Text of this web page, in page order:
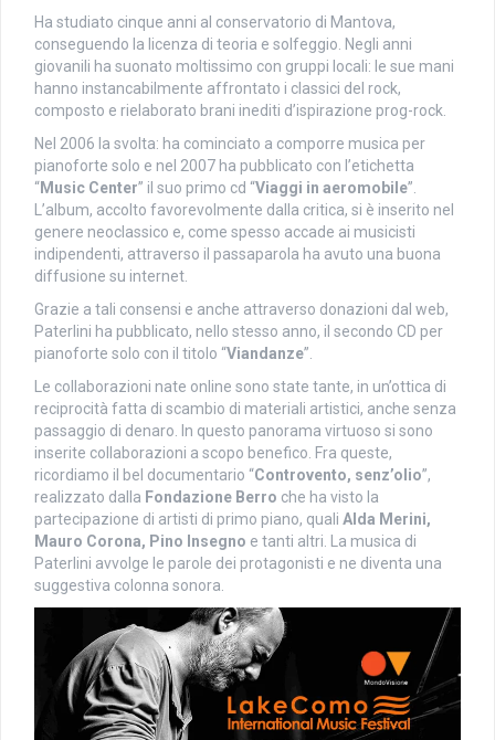
Ha studiato cinque anni al conservatorio di Mantova,
conseguendo la licenza di teoria e solfeggio. Negli anni
giovanili ha suonato moltissimo con gruppi locali: le sue mani
hanno instancabilmente affrontato i classici del rock,
composto e rielaborato brani inediti d’ispirazione prog-rock.
Nel 2006 la svolta: ha cominciato a comporre musica per
pianoforte solo e nel 2007 ha pubblicato con l’etichetta
“Music Center” il suo primo cd “Viaggi in aeromobile”.
L’album, accolto favorevolmente dalla critica, si è inserito nel
genere neoclassico e, come spesso accade ai musicisti
indipendenti, attraverso il passaparola ha avuto una buona
diffusione su internet.
Grazie a tali consensi e anche attraverso donazioni dal web,
Paterlini ha pubblicato, nello stesso anno, il secondo CD per
pianoforte solo con il titolo “Viandanze”.
Le collaborazioni nate online sono state tante, in un’ottica di
reciprocità fatta di scambio di materiali artistici, anche senza
passaggio di denaro. In questo panorama virtuoso si sono
inserite collaborazioni a scopo benefico. Fra queste,
ricordiamo il bel documentario “Controvento, senz’olio”,
realizzato dalla Fondazione Berro che ha visto la
partecipazione di artisti di primo piano, quali Alda Merini,
Mauro Corona, Pino Insegno e tanti altri. La musica di
Paterlini avvolge le parole dei protagonisti e ne diventa una
suggestiva colonna sonora.